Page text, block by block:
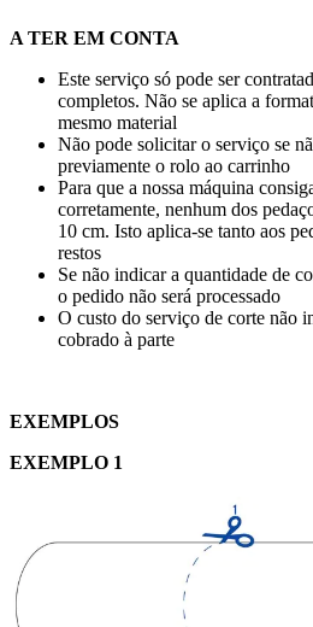
A TER EM CONTA
Este serviço só pode ser
completos. Não se aplica a
mesmo material
Não pode solicitar o serviço se
previamente o rolo ao carrinho
Para que a nossa máquina
corretamente, nenhum dos
10 cm. Isto aplica-se tanto aos
restos
Se não indicar a quantidade de
o pedido não será processado
O custo do serviço de corte não
cobrado à parte
EXEMPLOS
EXEMPLO 1